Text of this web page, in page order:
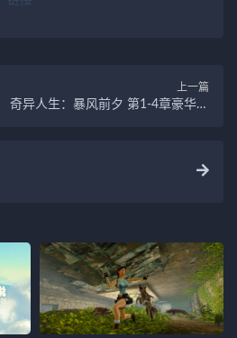
上一篇
奇异人生：暴风前夕 第1-4章豪华版